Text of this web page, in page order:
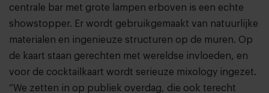
centrale bar met grote lampen erboven is een echte
showstopper. Er wordt gebruikgemaakt van natuurlijke
materialen en ingenieuze structuren op de muren. Op
de kaart staan gerechten met wereldse invloeden, en
voor de cocktailkaart wordt serieuze mixology ingezet.
“We zetten in op publiek overdag, die ook terecht